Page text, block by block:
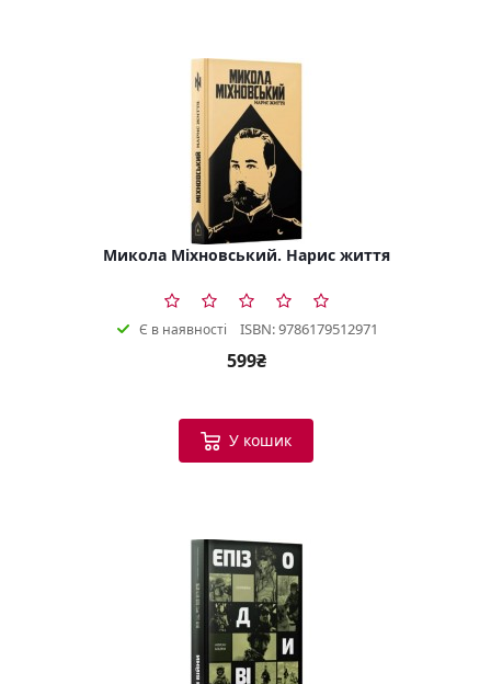
Микола Міхновський. Нарис життя
Є в наявності ISBN: 9786179512971
599₴
У кошик